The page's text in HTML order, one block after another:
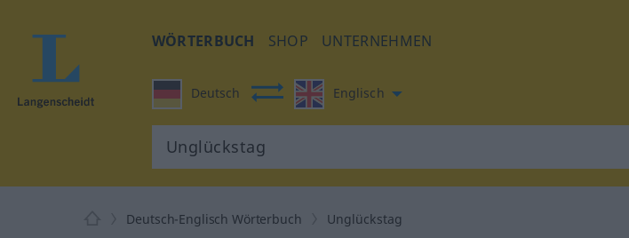
WÖRTERBUCH SHOP UNTERNEHMEN
Deutsch Englisch
Deutsch-Englisch Wörterbuch Unglückstag